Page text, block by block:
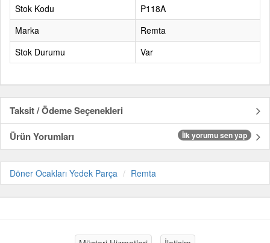
Stok Kodu
P118A
Marka
Remta
Stok Durumu
Var
Taksit / Ödeme Seçenekleri
Ürün Yorumları
İlk yorumu sen yap
Döner Ocakları Yedek Parça Remta